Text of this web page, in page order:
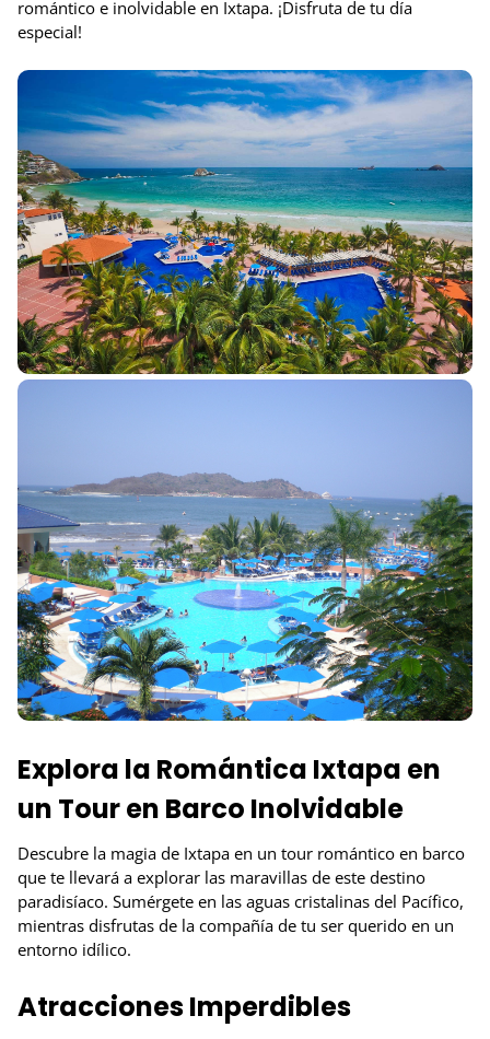
romántico e inolvidable en Ixtapa. ¡Disfruta de tu día
especial!
Explora la Romántica Ixtapa en
un Tour en Barco Inolvidable
Descubre la magia de Ixtapa en un tour romántico en barco
que te llevará a explorar las maravillas de este destino
paradisíaco. Sumérgete en las aguas cristalinas del Pacífico,
mientras disfrutas de la compañía de tu ser querido en un
entorno idílico.
Atracciones Imperdibles